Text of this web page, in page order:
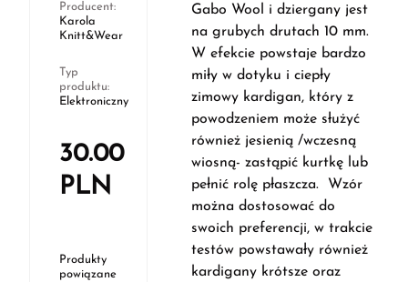
Producent:
Karola
Knitt&Wear
Typ
produktu:
Elektroniczny
30.00
PLN
Produkty
powiązane
Gabo Wool i dziergany jest
na grubych drutach 10 mm.
W efekcie powstaje bardzo
miły w dotyku i ciepły
zimowy kardigan, który z
powodzeniem może służyć
również jesienią /wczesną
wiosną- zastąpić kurtkę lub
pełnić rolę płaszcza. Wzór
można dostosować do
swoich preferencji, w trakcie
testów powstawały również
kardigany krótsze oraz